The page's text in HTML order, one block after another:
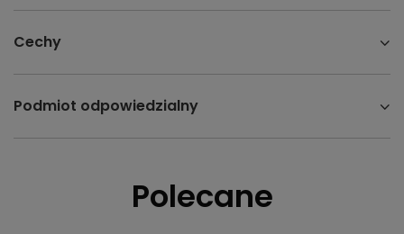
Cechy
Podmiot odpowiedzialny
Polecane